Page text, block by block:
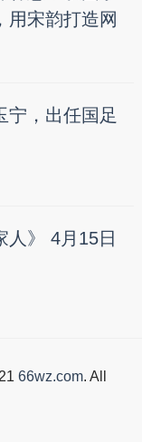
用宋韵打造网
宁，出任国足
人》 4月15日
66wz.com. All